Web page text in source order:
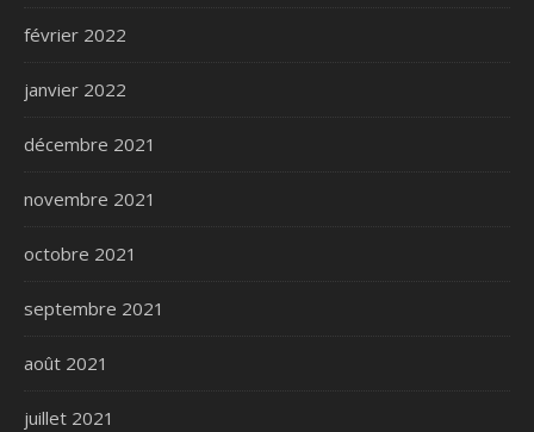
février 2022
janvier 2022
décembre 2021
novembre 2021
octobre 2021
septembre 2021
août 2021
juillet 2021